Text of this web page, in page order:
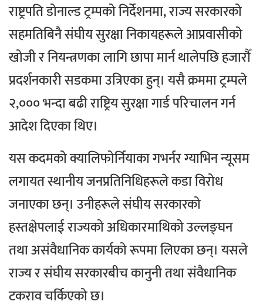
राष्ट्रपति डोनाल्ड ट्रम्पको निर्देशनमा, राज्य सरकारको
सहमतिबिनै संघीय सुरक्षा निकायहरूले आप्रवासीको
खोजी र नियन्त्रणका लागि छापा मार्न थालेपछि हजारौँ
प्रदर्शनकारी सडकमा उत्रिएका हुन्। यसै क्रममा ट्रम्पले
२,००० भन्दा बढी राष्ट्रिय सुरक्षा गार्ड परिचालन गर्न
आदेश दिएका थिए।
यस कदमको क्यालिफोर्नियाका गभर्नर ग्याभिन न्यूसम
लगायत स्थानीय जनप्रतिनिधिहरूले कडा विरोध
जनाएका छन्। उनीहरूले संघीय सरकारको
हस्तक्षेपलाई राज्यको अधिकारमाथिको उल्लङ्घन
तथा असंवैधानिक कार्यको रूपमा लिएका छन्। यसले
राज्य र संघीय सरकारबीच कानुनी तथा संवैधानिक
टकराव चर्किएको छ।